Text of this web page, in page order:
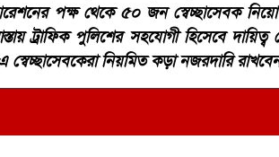
পক্ষ থেকে ৫০ জন স্বেচ্ছাসেবক
ট্রাফিক পুলিশের সহযোগী হিসেবে
নিয়মিত কড়া নজরদারি